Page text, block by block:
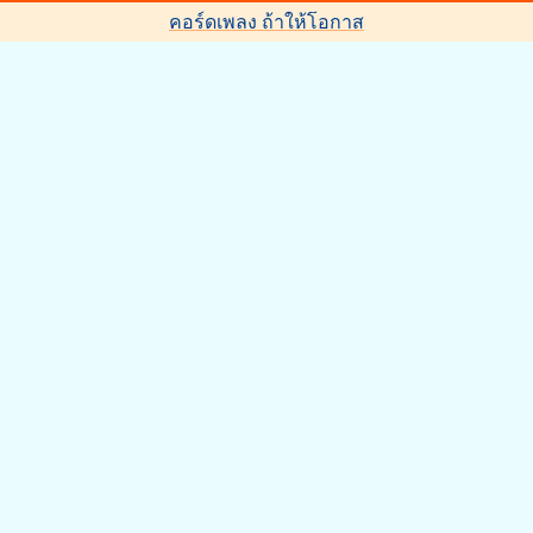
คอร์ดเพลง ถ้าให้โอกาส